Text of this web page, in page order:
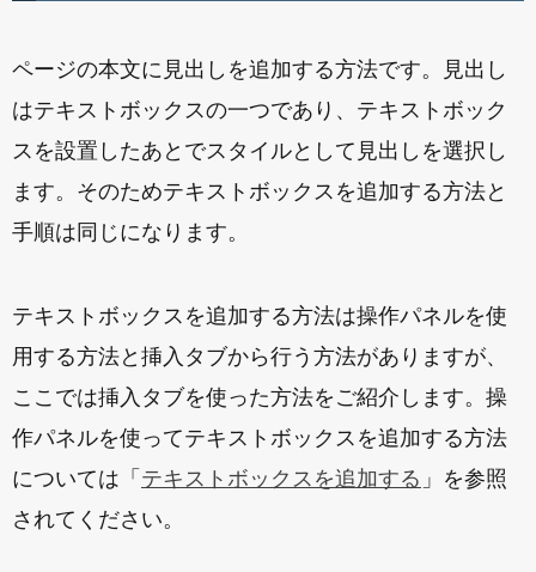
ページの本文に見出しを追加する方法です。見出し
はテキストボックスの一つであり、テキストボック
スを設置したあとでスタイルとして見出しを選択し
ます。そのためテキストボックスを追加する方法と
手順は同じになります。
テキストボックスを追加する方法は操作パネルを使
用する方法と挿入タブから行う方法がありますが、
ここでは挿入タブを使った方法をご紹介します。操
作パネルを使ってテキストボックスを追加する方法
については「 テキストボックスを追加する 」を参照
されてください。